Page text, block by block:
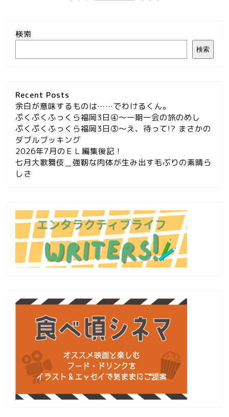
検索
検索
Recent Posts
余白が意味するものは……でわけるくん。
ぷくぷくふっくら福岡3日④～一期一会の旅のめし
ぷくぷくふっくら福岡3日③～え、待って!? まさかの
ダブルブッキング
2026年7月のＥＬ編集後記！
七月大歌舞伎＿強靭な肉体が生み出す毛ぶりの素晴ら
しさ